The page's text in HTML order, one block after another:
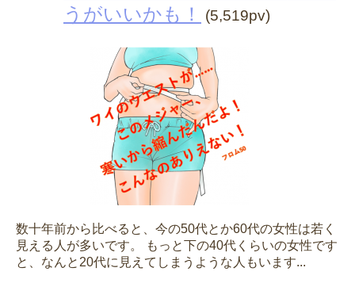
うがいいかも！
(5,519pv)
数十年前から比べると、今の50代とか60代の女性は若く
見える人が多いです。 もっと下の40代くらいの女性です
と、なんと20代に見えてしまうような人もいます...